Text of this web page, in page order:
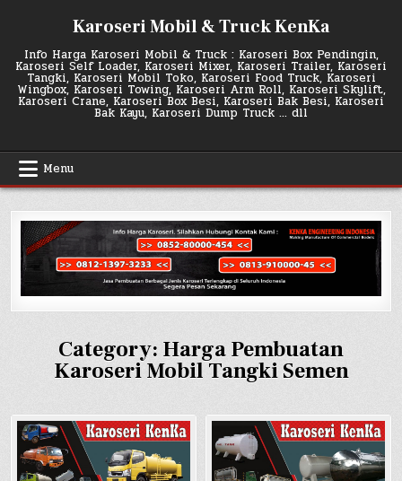
Karoseri Mobil & Truck KenKa
Info Harga Karoseri Mobil & Truck : Karoseri Box Pendingin,
Karoseri Self Loader, Karoseri Mixer, Karoseri Trailer, Karoseri
Tangki, Karoseri Mobil Toko, Karoseri Food Truck, Karoseri
Wingbox, Karoseri Towing, Karoseri Arm Roll, Karoseri Skylift,
Karoseri Crane, Karoseri Box Besi, Karoseri Bak Besi, Karoseri
Bak Kayu, Karoseri Dump Truck … dll
Menu
Category: Harga Pembuatan
Karoseri Mobil Tangki Semen